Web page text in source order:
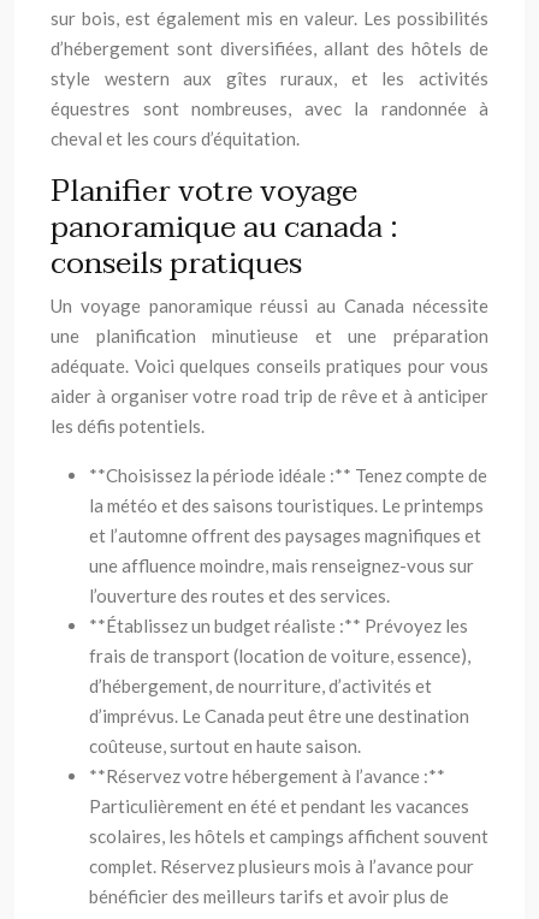
sur bois, est également mis en valeur. Les possibilités
d’hébergement sont diversifiées, allant des hôtels de
style western aux gîtes ruraux, et les activités
équestres sont nombreuses, avec la randonnée à
cheval et les cours d’équitation.
Planifier votre voyage
panoramique au canada :
conseils pratiques
Un voyage panoramique réussi au Canada nécessite
une planification minutieuse et une préparation
adéquate. Voici quelques conseils pratiques pour vous
aider à organiser votre road trip de rêve et à anticiper
les défis potentiels.
**Choisissez la période idéale :** Tenez compte de
la météo et des saisons touristiques. Le printemps
et l’automne offrent des paysages magnifiques et
une affluence moindre, mais renseignez-vous sur
l’ouverture des routes et des services.
**Établissez un budget réaliste :** Prévoyez les
frais de transport (location de voiture, essence),
d’hébergement, de nourriture, d’activités et
d’imprévus. Le Canada peut être une destination
coûteuse, surtout en haute saison.
**Réservez votre hébergement à l’avance :**
Particulièrement en été et pendant les vacances
scolaires, les hôtels et campings affichent souvent
complet. Réservez plusieurs mois à l’avance pour
bénéficier des meilleurs tarifs et avoir plus de